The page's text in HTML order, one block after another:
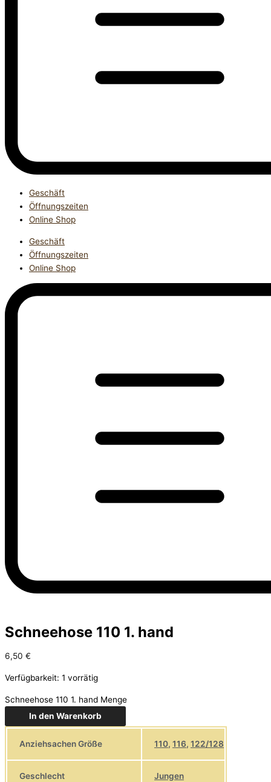
Geschäft
Öffnungszeiten
Online Shop
Geschäft
Öffnungszeiten
Online Shop
Schneehose 110 1. hand
6,50 €
Verfügbarkeit: 1 vorrätig
Schneehose 110 1. hand Menge
In den Warenkorb
Anziehsachen Größe 110, 116, 122/128
Geschlecht Jungen